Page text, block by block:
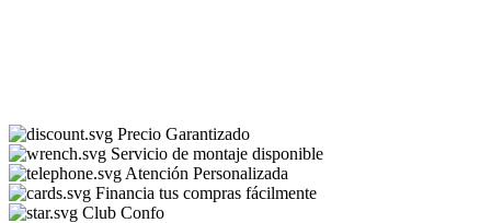
Precio Garantizado
Servicio de montaje disponible
Atención Personalizada
Financia tus compras fácilmente
Club Confo